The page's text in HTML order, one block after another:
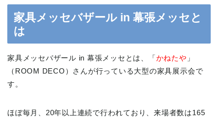
家具メッセバザール in 幕張メッセと
は
家具メッセバザール in 幕張メッセとは、「かねたや 」
（ROOM DECO）さんが行っている大型の家具展示会で
す。
ほぼ毎月、20年以上連続で行われており、来場者数は165